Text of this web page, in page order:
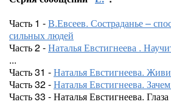
Часть 1 -В.Евсеев. Состраданье –
сильных людей
Часть 2 -Наталья Евстигнеева .
...
Часть 31 -Наталья Евстигнеева.
Часть 32 -Наталья Евстигнеева.
Часть 33 - Наталья Евстигнеева.